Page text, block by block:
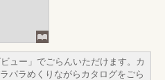
ュー」でごらんいただけます。カ
パラめくりながらカタログをごら